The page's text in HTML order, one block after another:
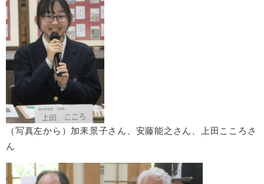
（写真左から） 加耒景子さん、安藤能之さん、上田こころ さ
ん